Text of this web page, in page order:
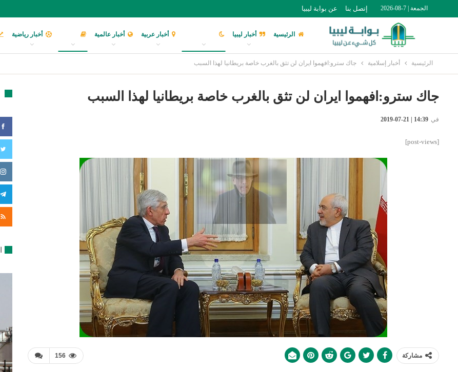
الجمعة | 7-08-2026 إتصل بنا عن بوابة ليبيا
الرئيسية أخبار ليبيا أخبار عربية أخبار عالمية أخبار رياضية
الرئيسية أخبار إسلامية جاك سترو:افهموا ايران لن تثق بالغرب خاصة بريطانيا لهذا السبب
جاك سترو:افهموا ايران لن تثق بالغرب خاصة بريطانيا لهذا السبب
في 14:39 | 21-07-2019
[post-views]
156 مشاركة